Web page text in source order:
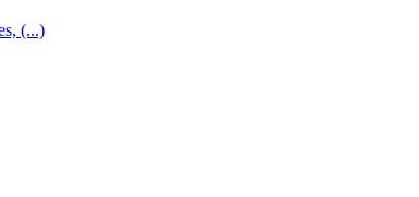
(...)